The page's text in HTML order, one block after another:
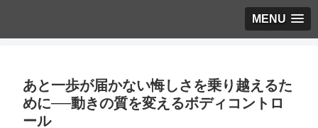
MENU
あと一歩が届かない悔しさを乗り越えるた
めに──動きの質を変えるボディコントロ
ール